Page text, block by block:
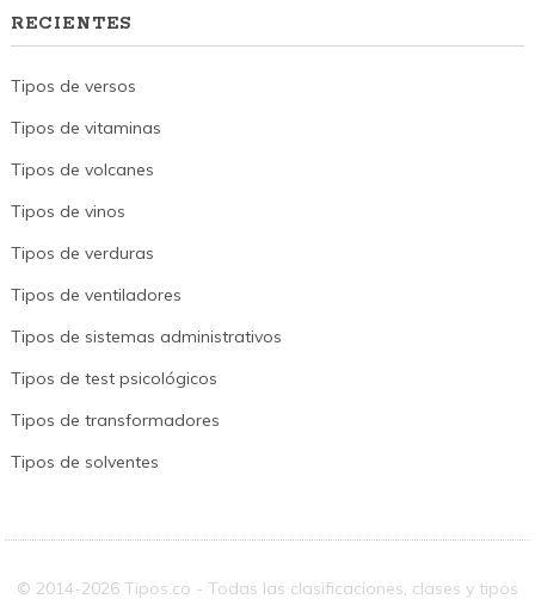
RECIENTES
Tipos de versos
Tipos de vitaminas
Tipos de volcanes
Tipos de vinos
Tipos de verduras
Tipos de ventiladores
Tipos de sistemas administrativos
Tipos de test psicológicos
Tipos de transformadores
Tipos de solventes
© 2014-2026 Tipos.co - Todas las clasificaciones, clases y tipos